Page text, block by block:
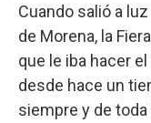
Cuando salió a
de Morena, la
que le iba hacer
desde hace un
siempre y de